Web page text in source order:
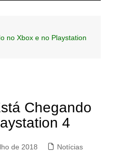
no Xbox e no Playstation
Chegando
4
de 2018 Notícias